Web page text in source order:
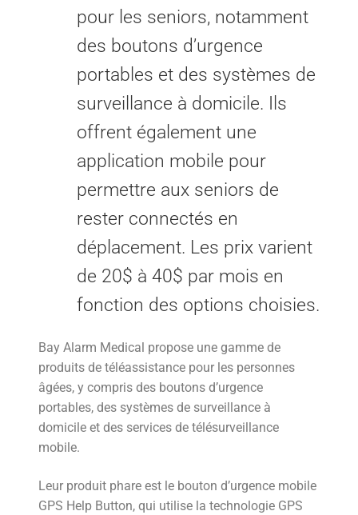
pour les seniors, notamment
des boutons d’urgence
portables et des systèmes de
surveillance à domicile. Ils
offrent également une
application mobile pour
permettre aux seniors de
rester connectés en
déplacement. Les prix varient
de 20$ à 40$ par mois en
fonction des options choisies.
Bay Alarm Medical propose une gamme de
produits de téléassistance pour les personnes
âgées, y compris des boutons d’urgence
portables, des systèmes de surveillance à
domicile et des services de télésurveillance
mobile.
Leur produit phare est le bouton d’urgence mobile
GPS Help Button, qui utilise la technologie GPS